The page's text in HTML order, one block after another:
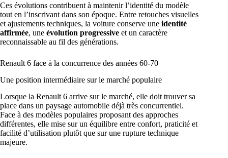
Ces évolutions contribuent à maintenir l’identité du modèle
tout en l’inscrivant dans son époque. Entre retouches visuelles
et ajustements techniques, la voiture conserve une identité
affirmée, une évolution progressive et un caractère
reconnaissable au fil des générations.
Renault 6 face à la concurrence des années 60-70
Une position intermédiaire sur le marché populaire
Lorsque la Renault 6 arrive sur le marché, elle doit trouver sa
place dans un paysage automobile déjà très concurrentiel.
Face à des modèles populaires proposant des approches
différentes, elle mise sur un équilibre entre confort, praticité et
facilité d’utilisation plutôt que sur une rupture technique
majeure.